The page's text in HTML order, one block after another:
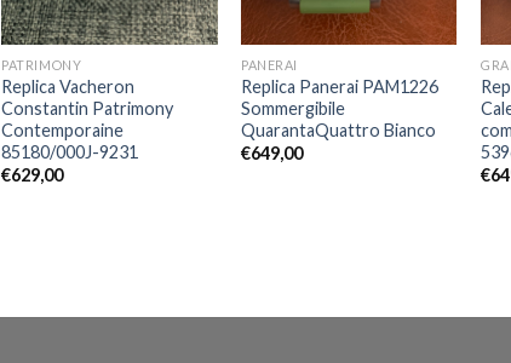
PATRIMONY
Replica Vacheron
Constantin Patrimony
Contemporaine
85180/000J-9231
€629,00
PANERAI
Replica Panerai PAM1226
Sommergibile
QuarantaQuattro Bianco
€649,00
€